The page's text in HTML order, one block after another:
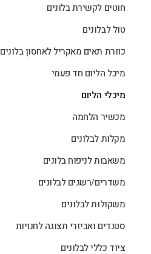
חוטים לקשירת בלונים
טול לבלונים
כוורת תאים מאקריל לאחסון בלונים
מיכל הליום חד פעמי
מיכלי הליום
מכשיר הלחמה
מקלות לבלונים
משאבות לניפוח בלונים
משדרים/רשגים לבלונים
משקולות לבלונים
סטנדים ואביזרי תצוגה לחנויות
ציוד כללי לבלונים